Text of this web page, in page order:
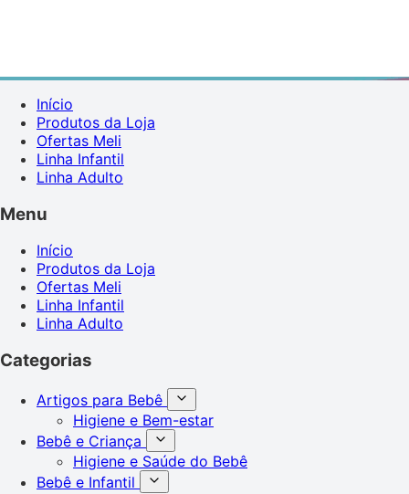
Início
Produtos da Loja
Ofertas Meli
Linha Infantil
Linha Adulto
Menu
Início
Produtos da Loja
Ofertas Meli
Linha Infantil
Linha Adulto
Categorias
Artigos para Bebê
Higiene e Bem-estar
Bebê e Criança
Higiene e Saúde do Bebê
Bebê e Infantil